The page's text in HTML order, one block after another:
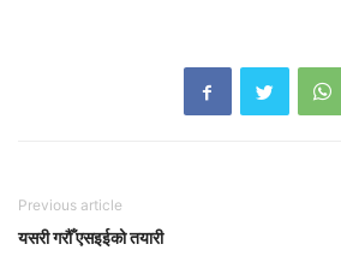
Previous article
यसरी गरौँ एसइईको तयारी